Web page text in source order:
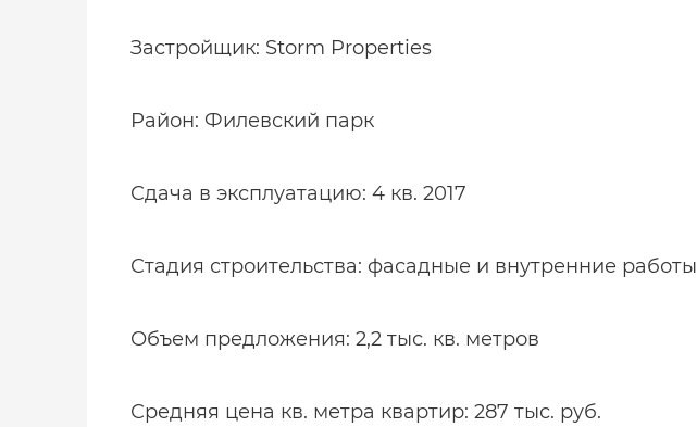
Застройщик: Storm Properties
Район: Филевский парк
Сдача в эксплуатацию: 4 кв. 2017
Стадия строительства: фасадные и внутренние работы
Объем предложения: 2,2 тыс. кв. метров
Средняя цена кв. метра квартир: 287 тыс. руб.